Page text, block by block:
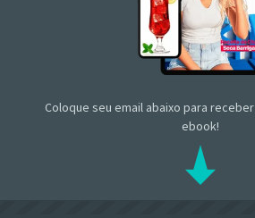
Coloque seu email abaixo para receber
ebook!